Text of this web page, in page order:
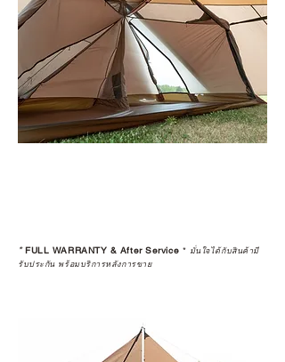
*FULL WARRANTY & After Service * มั่นใจได้กับสินค้ามี
รับประกัน พร้อมบริการหลังการขาย